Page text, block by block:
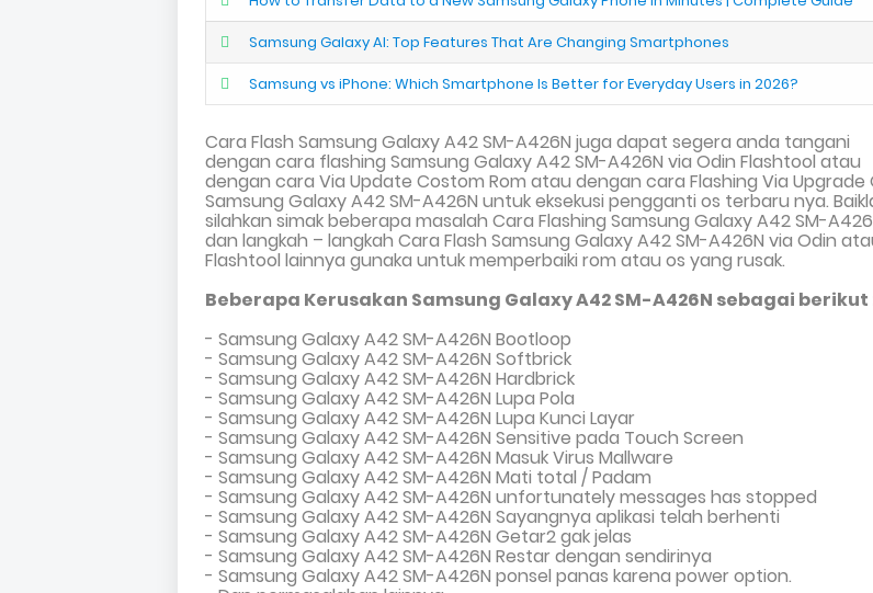
Samsung Galaxy AI: Top Features That Are Changing Smartphones
Samsung vs iPhone: Which Smartphone Is Better for Everyday Users in 2026?
Cara Flash Samsung Galaxy A42 SM-A426N juga dapat segera anda tangani
dengan cara flashing Samsung Galaxy A42 SM-A426N via Odin Flashtool atau
dengan cara Via Update Costom Rom atau dengan cara Flashing Via Upgrade
Samsung Galaxy A42 SM-A426N untuk eksekusi pengganti os terbaru nya.
silahkan simak beberapa masalah Cara Flashing Samsung Galaxy A42 SM-
dan langkah – langkah Cara Flash Samsung Galaxy A42 SM-A426N via Odin
Flashtool lainnya gunaka untuk memperbaiki rom atau os yang rusak.
Beberapa Kerusakan Samsung Galaxy A42 SM-A426N sebagai berikut
- Samsung Galaxy A42 SM-A426N Bootloop
- Samsung Galaxy A42 SM-A426N Softbrick
- Samsung Galaxy A42 SM-A426N Hardbrick
- Samsung Galaxy A42 SM-A426N Lupa Pola
- Samsung Galaxy A42 SM-A426N Lupa Kunci Layar
- Samsung Galaxy A42 SM-A426N Sensitive pada Touch Screen
- Samsung Galaxy A42 SM-A426N Masuk Virus Mallware
- Samsung Galaxy A42 SM-A426N Mati total / Padam
- Samsung Galaxy A42 SM-A426N unfortunately messages has stopped
- Samsung Galaxy A42 SM-A426N Sayangnya aplikasi telah berhenti
- Samsung Galaxy A42 SM-A426N Getar2 gak jelas
- Samsung Galaxy A42 SM-A426N Restar dengan sendirinya
- Samsung Galaxy A42 SM-A426N ponsel panas karena power option.